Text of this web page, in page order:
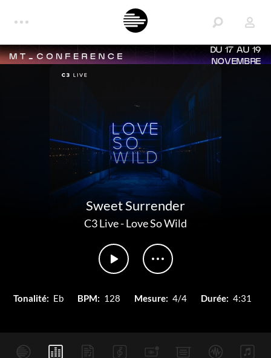
DU 17 AU 19
NOVEMBRE
Sweet Surrender
C3 Live-Love So Wild
Tonalité: Eb BPM: 128 Mesure: 4/4 Durée: 4:31